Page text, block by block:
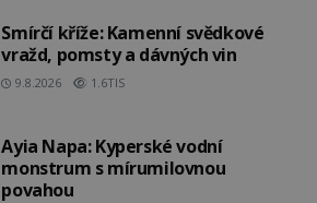
Smírčí kříže: Kamenní svědkové
vražd, pomsty a dávných vin
9.8.2026 1.6TIS
Ayia Napa: Kyperské vodní
monstrum s mírumilovnou
povahou